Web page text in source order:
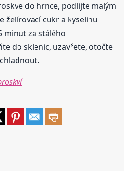
do hrnce, podlijte malým
želírovací cukr a kyselinu
minut za stálého
do sklenic, uzavřete, otočte